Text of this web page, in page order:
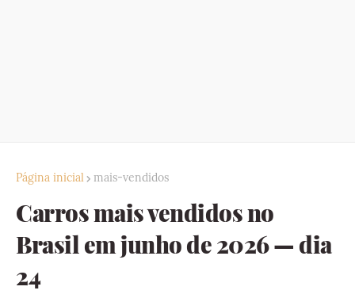
Página inicial mais-vendidos
Carros mais vendidos no
Brasil em junho de 2026 — dia
24